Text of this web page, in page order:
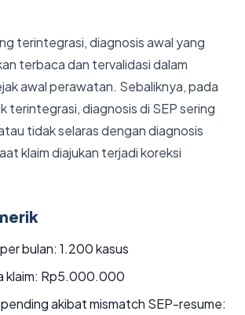
terintegrasi, diagnosis awal yang
terbaca dan tervalidasi dalam
awal perawatan. Sebaliknya, pada
terintegrasi, diagnosis di SEP sering
tidak selaras dengan diagnosis
klaim diajukan terjadi koreksi
bulan: 1.200 kasus
klaim: Rp5.000.000
pending akibat mismatch SEP-resume: